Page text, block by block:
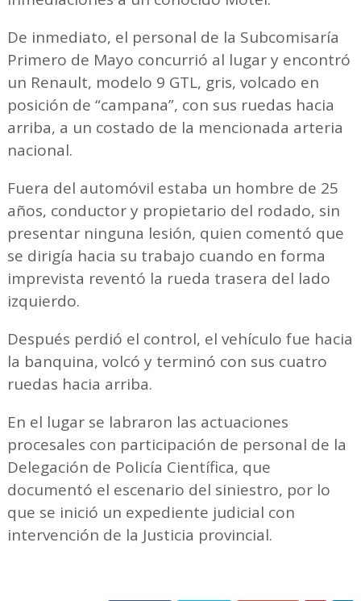
De inmediato, el personal de la Subcomisaría
Primero de Mayo concurrió al lugar y encontró
un Renault, modelo 9 GTL, gris, volcado en
posición de “campana”, con sus ruedas hacia
arriba, a un costado de la mencionada arteria
nacional.
Fuera del automóvil estaba un hombre de 25
años, conductor y propietario del rodado, sin
presentar ninguna lesión, quien comentó que
se dirigía hacia su trabajo cuando en forma
imprevista reventó la rueda trasera del lado
izquierdo.
Después perdió el control, el vehículo fue hacia
la banquina, volcó y terminó con sus cuatro
ruedas hacia arriba.
En el lugar se labraron las actuaciones
procesales con participación de personal de la
Delegación de Policía Científica, que
documentó el escenario del siniestro, por lo
que se inició un expediente judicial con
intervención de la Justicia provincial.